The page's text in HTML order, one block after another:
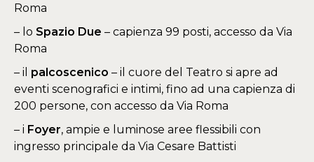
Roma
– lo Spazio Due – capienza 99 posti, accesso da Via
Roma
– il palcoscenico – il cuore del Teatro si apre ad
eventi scenografici e intimi, fino ad una capienza di
200 persone, con accesso da Via Roma
– i Foyer, ampie e luminose aree flessibili con
ingresso principale da Via Cesare Battisti